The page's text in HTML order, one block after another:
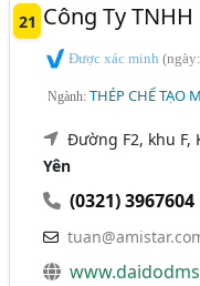
21 Công Ty
Được xác minh
Ngành:THÉP CHẾ TẠO
Đường F2, khu F,
Yên
(0321) 3967604